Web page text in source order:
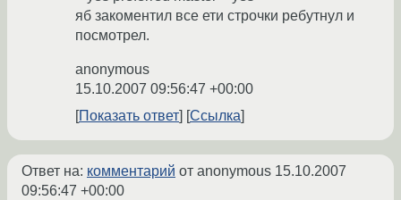
яб закоментил все ети строчки ребутнул и
посмотрел.
anonymous
15.10.2007 09:56:47 +00:00
Показать ответ
Ссылка
Ответ на: комментарий от anonymous 15.10.2007
09:56:47 +00:00